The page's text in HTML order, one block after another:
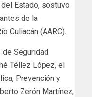
Estado, sostuvo
de la
Culiacán (AARC).
Seguridad
Téllez López, el
Prevención y
Zerón Martínez,